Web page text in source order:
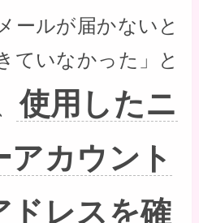
ールが届かないと
ていなかった」と
使用したニ
アカウント
ドレスを確